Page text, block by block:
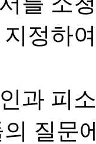
정하
과 피
질문